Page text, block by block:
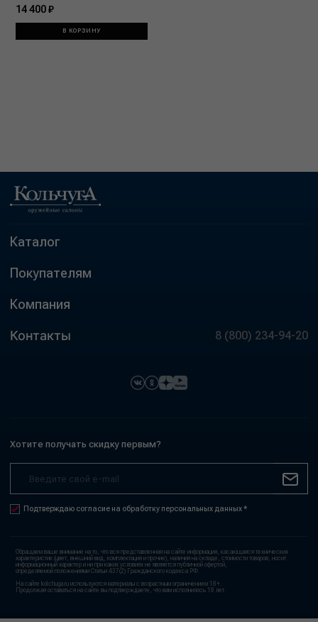
14 400 ₽
В КОРЗИНУ
Каталог
Покупателям
Компания
Контакты 8 (800) 234-94-20
Хотите получать скидку первым?
Подтверждаю согласие на обработку персональных данных *
Обращаем ваше внимание на то, что вся представленная на сайте информация, касающаяся технических
характеристик (цвет, внешний вид, комплектация и прочие), наличия на складе, стоимости товаров, носит
информационный характер и ни при каких условиях не является публичной офертой,
определяемой положениями Статьи 437(2) Гражданского кодекса РФ.
На сайте kolchuga.ru используются материалы с возрастным ограничением 18+.
Продолжая оставаться на сайте вы подтверждаете, что вам исполнилось 18 лет.